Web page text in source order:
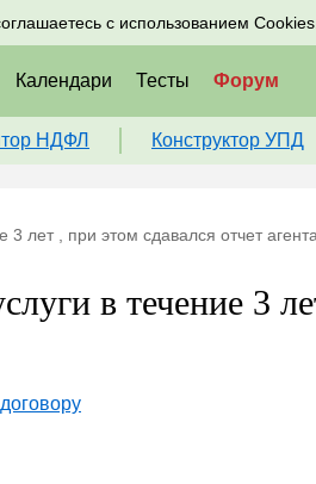
с использованием Cookies.
к нам в соц. сетях:
Календари Тесты Форум
НДФЛ Конструктор УПД
лет , при этом сдавался отчет
в течение 3